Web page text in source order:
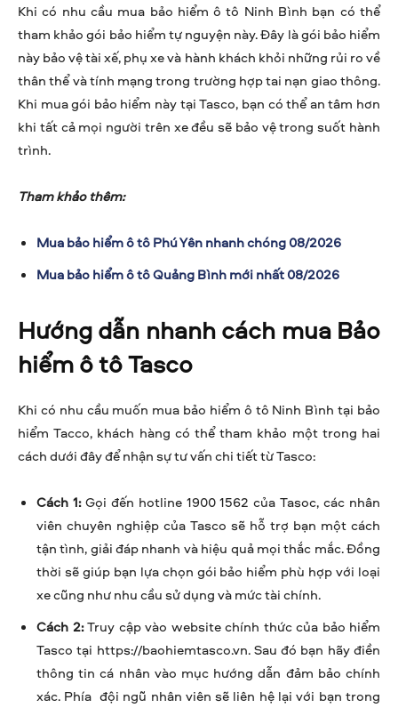
Khi có nhu cầu mua bảo hiểm ô tô Ninh Bình bạn có thể
tham khảo gói bảo hiểm tự nguyện này. Đây là gói bảo hiểm
này bảo vệ tài xế, phụ xe và hành khách khỏi những rủi ro về
thân thể và tính mạng trong trường hợp tai nạn giao thông.
Khi mua gói bảo hiểm này tại Tasco, bạn có thể an tâm hơn
khi tất cả mọi người trên xe đều sẽ bảo vệ trong suốt hành
trình.
Tham khảo thêm:
Mua bảo hiểm ô tô Phú Yên nhanh chóng 08/2026
Mua bảo hiểm ô tô Quảng Bình mới nhất 08/2026
Hướng dẫn nhanh cách mua Bảo
hiểm ô tô Tasco
Khi có nhu cầu muốn mua bảo hiểm ô tô Ninh Bình tại bảo
hiểm Tacco, khách hàng có thể tham khảo một trong hai
cách dưới đây để nhận sự tư vấn chi tiết từ Tasco:
Cách 1:Gọi đến hotline 1900 1562 của Tasoc, các nhân
viên chuyên nghiệp của Tasco sẽ hỗ trợ bạn một cách
tận tình, giải đáp nhanh và hiệu quả mọi thắc mắc. Đồng
thời sẽ giúp bạn lựa chọn gói bảo hiểm phù hợp với loại
xe cũng như nhu cầu sử dụng và mức tài chính.
Cách 2:Truy cập vào website chính thức của bảo hiểm
Tasco tại https://baohiemtasco.vn. Sau đó bạn hãy điền
thông tin cá nhân vào mục hướng dẫn đảm bảo chính
xác. Phía đội ngũ nhân viên sẽ liên hệ lại với bạn trong